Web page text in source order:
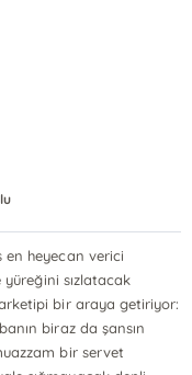
en heyecan verici
sızlatacak
bir araya getiriyor:
biraz da şansın
bir servet